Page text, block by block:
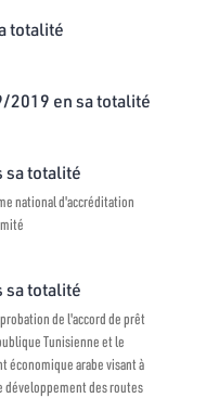
totalité
2019 en sa totalité
sa totalité
national d'accréditation
sa totalité
de l'accord de prêt
Tunisienne et le
économique arabe visant à
développement des routes